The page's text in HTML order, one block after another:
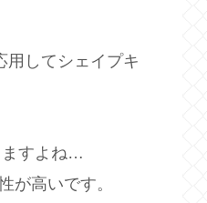
用してシェイプキ
ますよね…
が高いです。